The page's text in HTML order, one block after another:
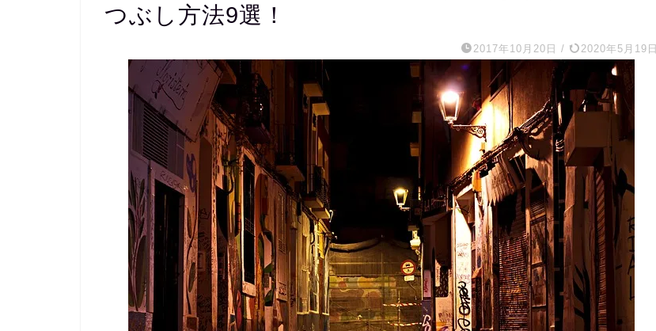
つぶし方法9選！
2017年10月20日 / 2020年5月19日